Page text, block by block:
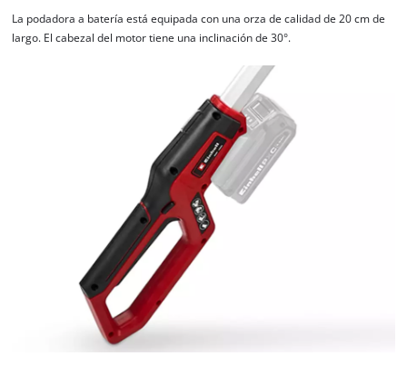
La podadora a batería está equipada con una orza de calidad de 20 cm de
largo. El cabezal del motor tiene una inclinación de 30°.